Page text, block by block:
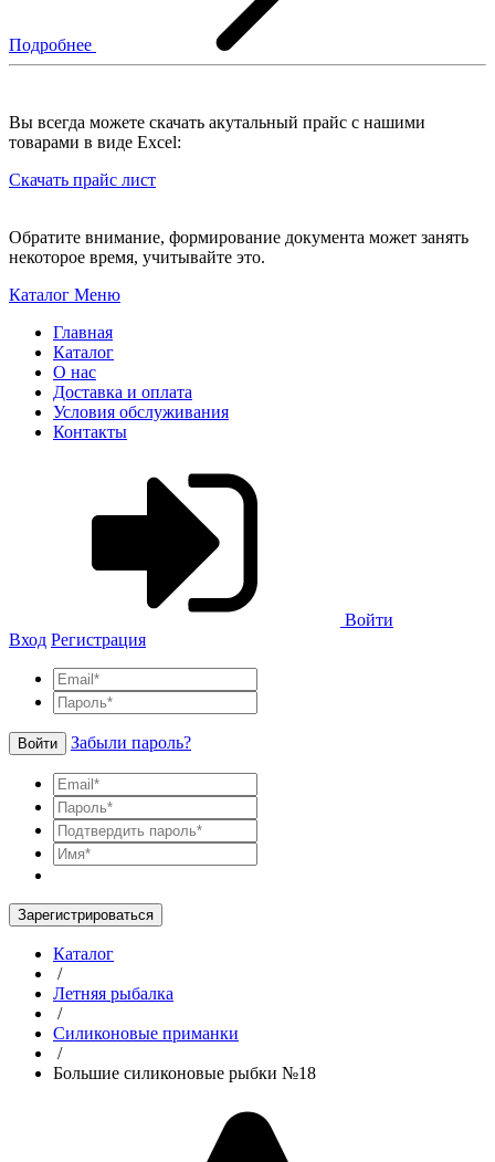
Подробнее
Вы всегда можете скачать акутальный прайс с нашими
товарами в виде Excel:
Скачать прайс лист
Обратите внимание, формирование документа может занять
некоторое время, учитывайте это.
Каталог Меню
Главная
Каталог
О нас
Доставка и оплата
Условия обслуживания
Контакты
Войти
Вход Регистрация
Войти Забыли пароль?
Зарегистрироваться
Каталог
/
Летняя рыбалка
/
Силиконовые приманки
/
Большие силиконовые рыбки №18